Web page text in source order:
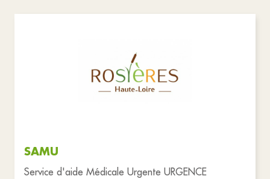
SAMU
Service d'aide Médicale Urgente URGENCE